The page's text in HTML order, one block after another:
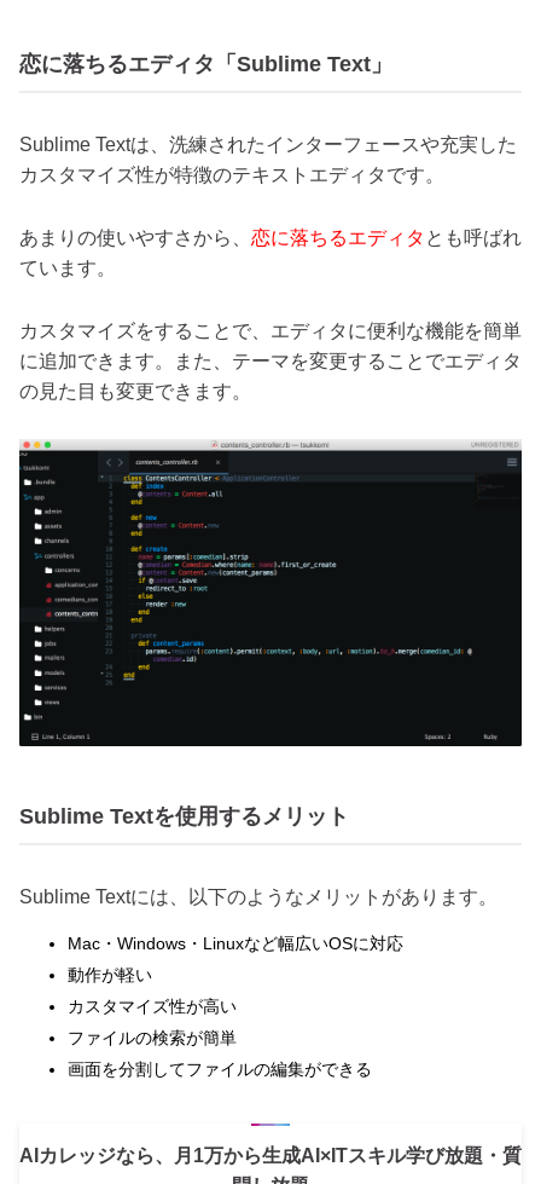
恋に落ちるエディタ「Sublime Text」
Sublime Textは、洗練されたインターフェースや充実した
カスタマイズ性が特徴のテキストエディタです。
あまりの使いやすさから、 恋に落ちるエディタ とも呼ばれ
ています。
カスタマイズをすることで、エディタに便利な機能を簡単
に追加できます。また、テーマを変更することでエディタ
の見た目も変更できます。
Sublime Textを使用するメリット
Sublime Textには、以下のようなメリットがあります。
Mac・Windows・Linuxなど幅広いOSに対応
動作が軽い
カスタマイズ性が高い
ファイルの検索が簡単
画面を分割してファイルの編集ができる
AIカレッジなら、月1万から生成AI×ITスキル学び放題・質